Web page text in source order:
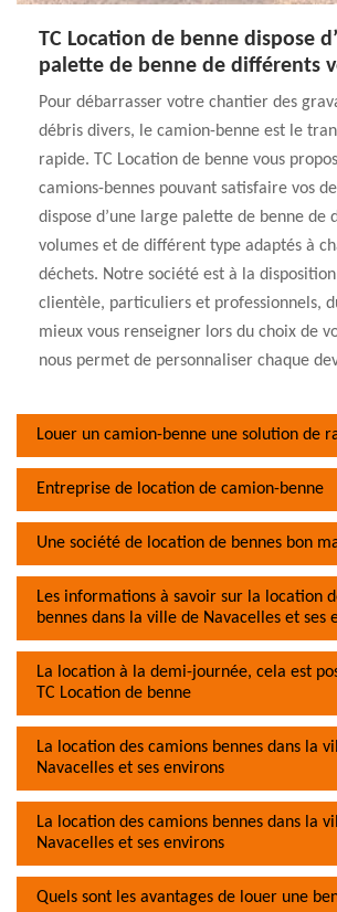
TC Location de benne dispose
palette de benne de différents
Pour débarrasser votre chantier des
débris divers, le camion-benne est le
rapide. TC Location de benne vous
camions-bennes pouvant satisfaire vos
dispose d’une large palette de benne de
volumes et de différent type adaptés à
déchets. Notre société est à la
clientèle, particuliers et professionnels,
mieux vous renseigner lors du choix de
nous permet de personnaliser chaque
Louer un camion-benne une solution de
Entreprise de location de camion-benne
Une société de location de bennes bon
Les informations à savoir sur la location
bennes dans la ville de Navacelles et ses
La location à la demi-journée, cela est
TC Location de benne
La location des camions bennes dans la
Navacelles et ses environs
La location des camions bennes dans la
Navacelles et ses environs
Quels sont les avantages de louer une